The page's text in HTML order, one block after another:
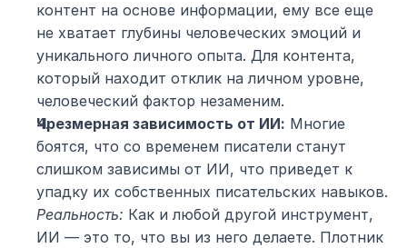
контент на основе информации, ему все еще
не хватает глубины человеческих эмоций и
уникального личного опыта. Для контента,
который находит отклик на личном уровне,
человеческий фактор незаменим.
Чрезмерная зависимость от ИИ: Многие
боятся, что со временем писатели станут
слишком зависимы от ИИ, что приведет к
упадку их собственных писательских навыков.
Реальность: Как и любой другой инструмент,
ИИ — это то, что вы из него делаете. Плотник